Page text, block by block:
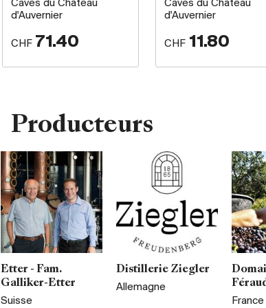
Caves du Château
d'Auvernier
CHF 71.40
Caves du Château
d'Auvernier
CHF 11.80
Producteurs
Etter - Fam.
Galliker-Etter
Suisse
Distillerie Ziegler
Allemagne
France